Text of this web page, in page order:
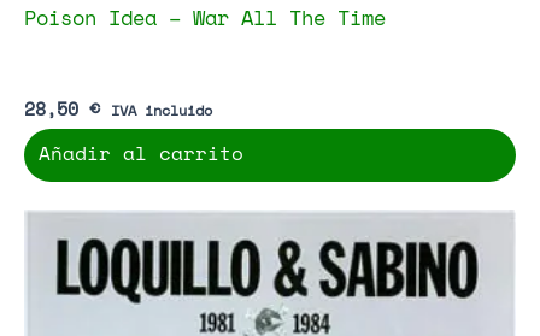
Poison Idea – War All The Time
28,50 € IVA incluido
Añadir al carrito